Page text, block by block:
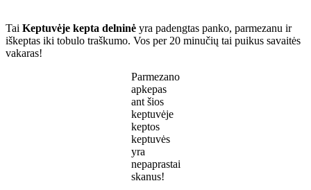
Tai Keptuvėje kepta delninė yra padengtas panko, parmezanu ir
iškeptas iki tobulo traškumo. Vos per 20 minučių tai puikus savaitės
vakaras!
Parmezano
apkepas
ant šios
keptuvėje
keptos
keptuvės
yra
nepaprastai
skanus!